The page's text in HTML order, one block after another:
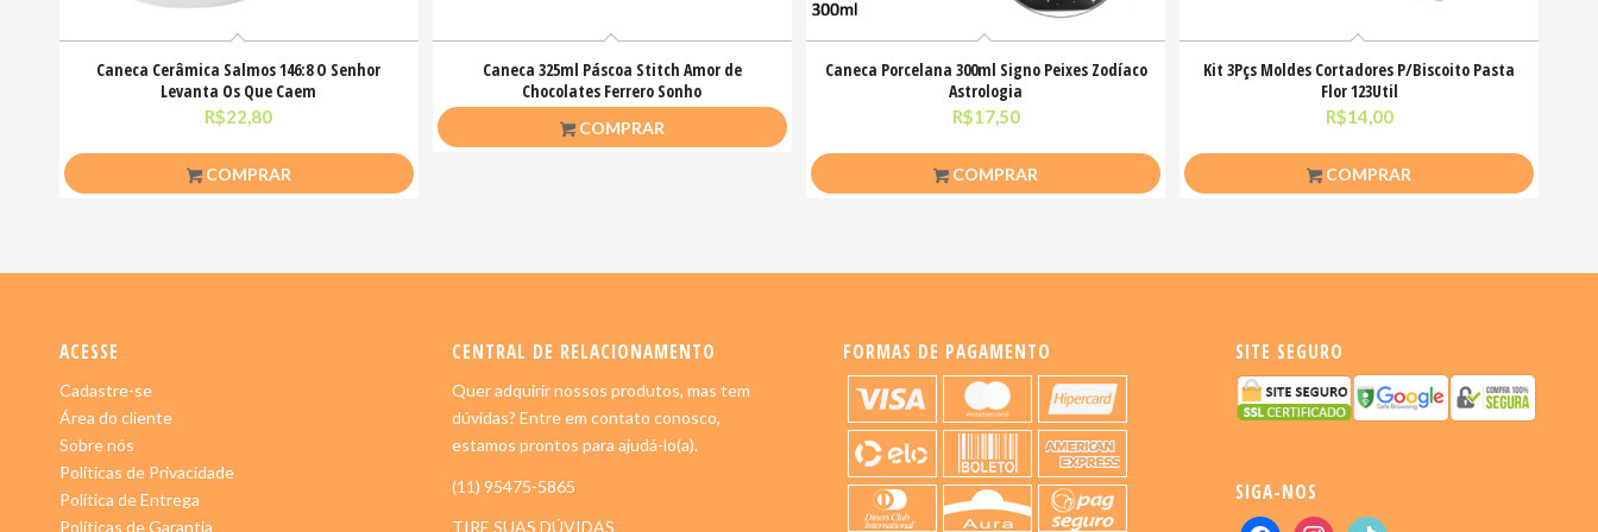
Caneca Cerâmica Salmos 146:8 O Senhor
Levanta Os Que Caem
R$22,80
COMPRAR
Caneca 325ml Páscoa Stitch Amor de
Chocolates Ferrero Sonho
COMPRAR
Caneca Porcelana 300ml Signo Peixes Zodíaco
Astrologia
R$17,50
COMPRAR
Kit 3Pçs Moldes Cortadores P/Biscoito Pasta
Flor 123Util
R$14,00
COMPRAR
ACESSE
Cadastre-se
Área do cliente
Sobre nós
Políticas de Privacidade
Política de Entrega
Políticas de Garantia
CENTRAL DE RELACIONAMENTO
Quer adquirir nossos produtos, mas tem
dúvidas? Entre em contato conosco,
estamos prontos para ajudá-lo(a).
(11) 95475-5865
TIRE SUAS DÚVIDAS
FORMAS DE PAGAMENTO SITE SEGURO
SIGA-NOS